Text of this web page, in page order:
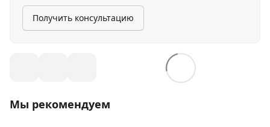
Получить консультацию
Мы рекомендуем